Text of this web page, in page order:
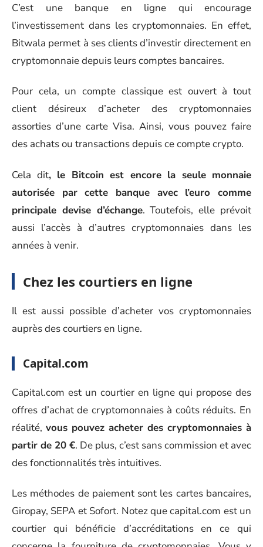
C’est une banque en ligne qui encourage
l’investissement dans les cryptomonnaies. En effet,
Bitwala permet à ses clients d’investir directement en
cryptomonnaie depuis leurs comptes bancaires.
Pour cela, un compte classique est ouvert à tout
client désireux d’acheter des cryptomonnaies
assorties d’une carte Visa. Ainsi, vous pouvez faire
des achats ou transactions depuis ce compte crypto.
Cela dit, le Bitcoin est encore la seule monnaie
autorisée par cette banque avec l’euro comme
principale devise d’échange. Toutefois, elle prévoit
aussi l’accès à d’autres cryptomonnaies dans les
années à venir.
Chez les courtiers en ligne
Il est aussi possible d’acheter vos cryptomonnaies
auprès des courtiers en ligne.
Capital.com
Capital.com est un courtier en ligne qui propose des
offres d’achat de cryptomonnaies à coûts réduits. En
réalité, vous pouvez acheter des cryptomonnaies à
partir de 20 €. De plus, c’est sans commission et avec
des fonctionnalités très intuitives.
Les méthodes de paiement sont les cartes bancaires,
Giropay, SEPA et Sofort. Notez que capital.com est un
courtier qui bénéficie d’accréditations en ce qui